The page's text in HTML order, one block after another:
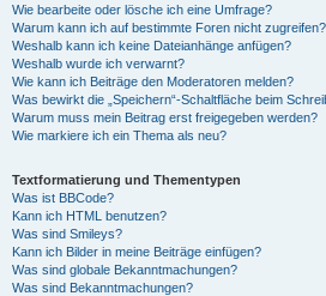
Wie bearbeite oder lösche ich eine Umfrage?
Warum kann ich auf bestimmte Foren nicht zugreifen?
Weshalb kann ich keine Dateianhänge anfügen?
Weshalb wurde ich verwarnt?
Wie kann ich Beiträge den Moderatoren melden?
Was bewirkt die „Speichern“-Schaltfläche beim
Warum muss mein Beitrag erst freigegeben werden?
Wie markiere ich ein Thema als neu?
Textformatierung und Thementypen
Was ist BBCode?
Kann ich HTML benutzen?
Was sind Smileys?
Kann ich Bilder in meine Beiträge einfügen?
Was sind globale Bekanntmachungen?
Was sind Bekanntmachungen?